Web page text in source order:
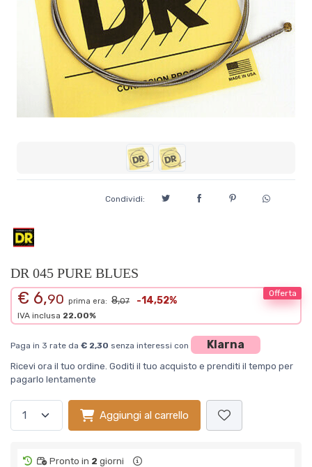
Condividi:
DR 045 PURE BLUES
Offerta
€ 6,90 prima era: 8,07 -14,52%
IVA inclusa 22.00%
Paga in 3 rate da € 2,30 senza interessi con Klarna
Ricevi ora il tuo ordine. Goditi il tuo acquisto e prenditi il tempo per
pagarlo lentamente
Aggiungi al carrello
Pronto in 2 giorni